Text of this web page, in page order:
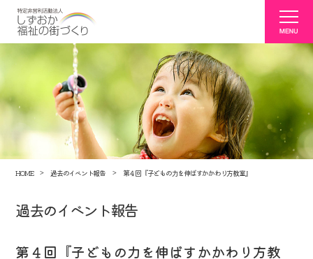
HOME 過去のイベント報告 第４回『子どもの力を伸ばすかかわり方教室』
過去のイベント報告
第４回『子どもの力を伸ばすかかわり方教